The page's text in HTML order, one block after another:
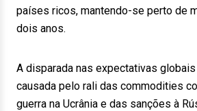
países ricos, mantendo-se perto de
dois anos.
A disparada nas expectativas
causada pelo rali das commodities
guerra na Ucrânia e das sanções à